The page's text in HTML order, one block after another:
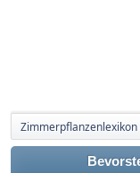
Zimmerpflanzenlexikon